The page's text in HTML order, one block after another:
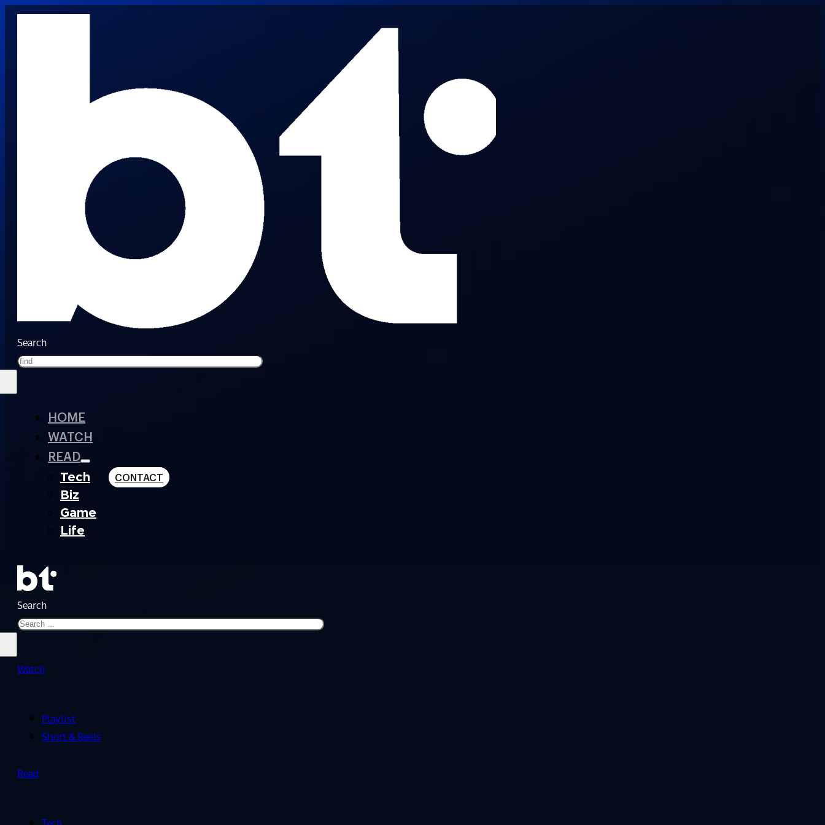
Search
HOME
WATCH
READ
Tech
Biz
Game
Life
CONTACT
Search
Watch
Playlist
Short & Reels
Read